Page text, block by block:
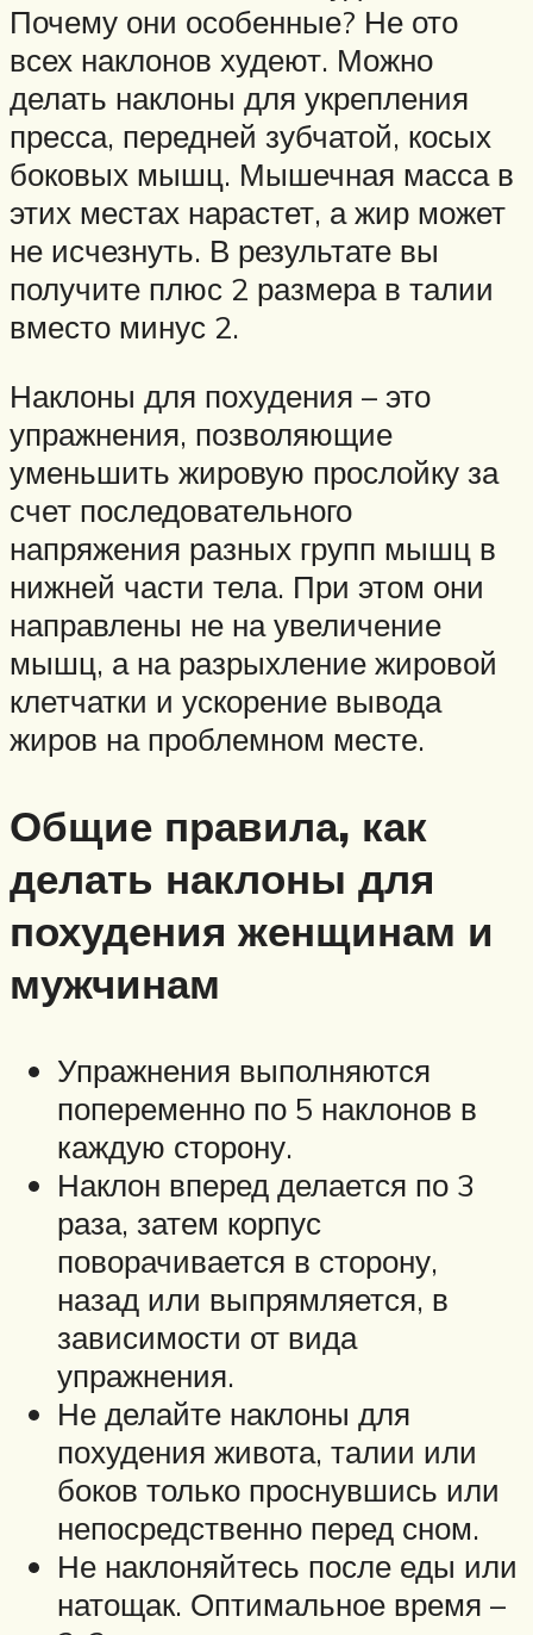
Почему они особенные? Не ото
всех наклонов худеют. Можно
делать наклоны для укрепления
пресса, передней зубчатой, косых
боковых мышц. Мышечная масса в
этих местах нарастет, а жир может
не исчезнуть. В результате вы
получите плюс 2 размера в талии
вместо минус 2.
Наклоны для похудения – это
упражнения, позволяющие
уменьшить жировую прослойку за
счет последовательного
напряжения разных групп мышц в
нижней части тела. При этом они
направлены не на увеличение
мышц, а на разрыхление жировой
клетчатки и ускорение вывода
жиров на проблемном месте.
Общие правила, как
делать наклоны для
похудения женщинам и
мужчинам
Упражнения выполняются
попеременно по 5 наклонов в
каждую сторону.
Наклон вперед делается по 3
раза, затем корпус
поворачивается в сторону,
назад или выпрямляется, в
зависимости от вида
упражнения.
Не делайте наклоны для
похудения живота, талии или
боков только проснувшись или
непосредственно перед сном.
Не наклоняйтесь после еды или
натощак. Оптимальное время –